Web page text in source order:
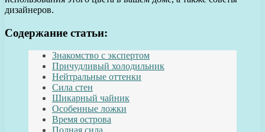
дизайнеров.
Содержание статьи:
Знакомство с экспертом
Причудливый холодильник
Нейтральные оттенки
Сила стен
Шикарный чайник
Особенные ложки
Время острова